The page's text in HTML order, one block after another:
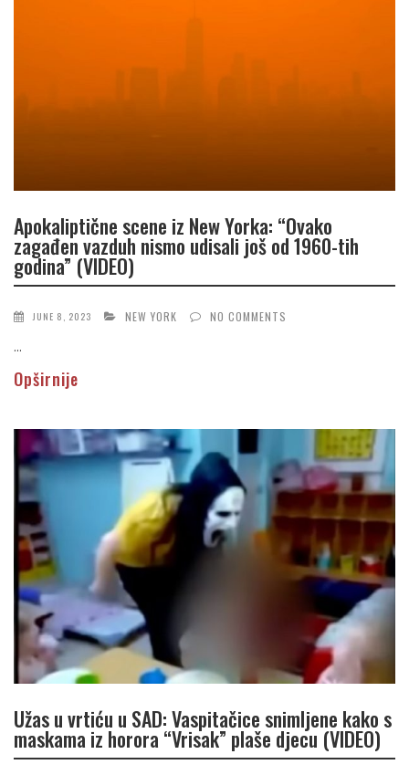
Apokaliptične scene iz New Yorka: “Ovako
zagađen vazduh nismo udisali još od 1960-tih
godina” (VIDEO)
JUNE 8, 2023 NEW YORK NO COMMENTS
...
Opširnije
Užas u vrtiću u SAD: Vaspitačice snimljene kako s
maskama iz horora “Vrisak” plaše djecu (VIDEO)